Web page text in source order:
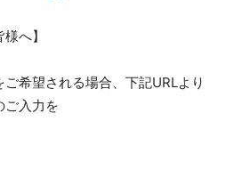
へ】
希望される場合、下記URLより
ご入力を